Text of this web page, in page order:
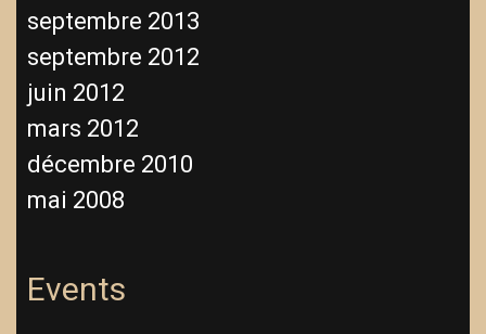
septembre 2013
septembre 2012
juin 2012
mars 2012
décembre 2010
mai 2008
Events